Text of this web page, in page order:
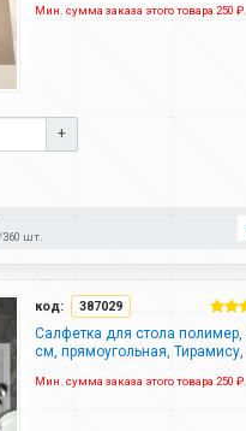
Мин. сумма заказа этого товара 250 ₽.
+
360 шт.
код: 387029
Салфетка для стола полимер,
см, прямоугольная, Тирамису,
Мин. сумма заказа этого товара 250 ₽.